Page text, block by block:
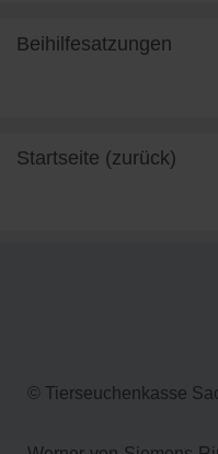
Beihilfesatzungen
Startseite (zurück)
© Tierseuchenkasse